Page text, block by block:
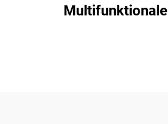
Multifunktionale